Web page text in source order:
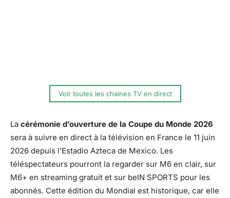
Voir toutes les chaines TV en direct
La cérémonie d’ouverture de la Coupe du Monde 2026
sera à suivre en direct à la télévision en France le 11 juin
2026 depuis l’Estadio Azteca de Mexico. Les
téléspectateurs pourront la regarder sur M6 en clair, sur
M6+ en streaming gratuit et sur beIN SPORTS pour les
abonnés. Cette édition du Mondial est historique, car elle